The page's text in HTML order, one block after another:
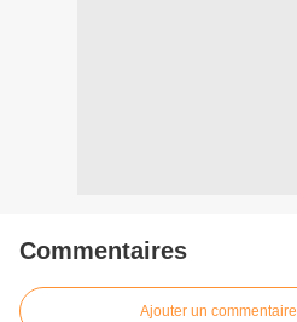
Commentaires
Ajouter un commentaire